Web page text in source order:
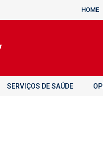
HOME
SERVIÇOS DE SAÚDE